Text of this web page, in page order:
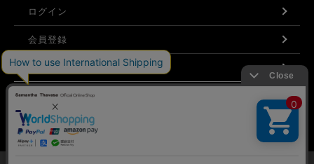
ログイン
会員登録
利用規約
お問い合わせ
プライバシーポリシー
弊社はCookieを利用し、Webの利便性向上に努め
ております。「承諾する」をクリックしていただ
くと、お客様に最適な内容を提供することが可能
承諾する